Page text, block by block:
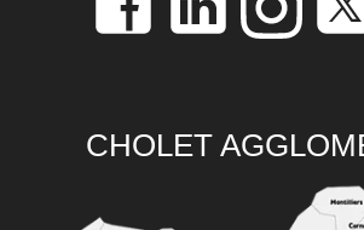
CHOLET